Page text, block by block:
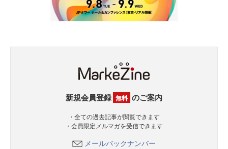
新規会員登録 無料 のご案内
・全ての過去記事が閲覧できます
・会員限定メルマガを受信できます
メールバックナンバー